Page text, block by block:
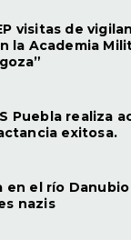
visitas de
la Academia
Puebla realiza
exitosa.
en el río Danubio
nazis